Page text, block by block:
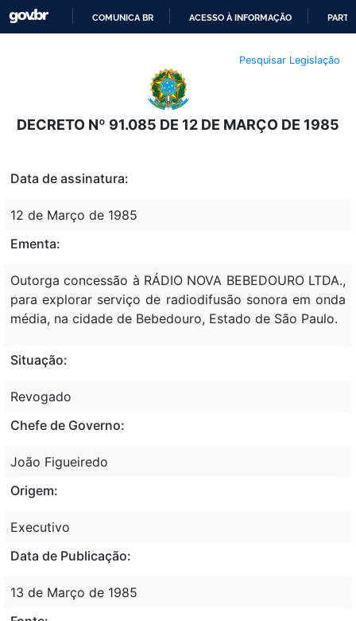
O
CONTEÚDO
COMUNICA BR ACESSO À INFORMAÇÃO
Pesquisar Legislação
DECRETO Nº 91.085 DE 12 DE MARÇO DE 1985
Data de assinatura:
12 de Março de 1985
Ementa:
Outorga concessão à RÁDIO NOVA BEBEDOURO LTDA.,
para explorar serviço de radiodifusão sonora em onda
média, na cidade de Bebedouro, Estado de São Paulo.
Situação:
Revogado
Chefe de Governo:
João Figueiredo
Origem:
Executivo
Data de Publicação:
13 de Março de 1985